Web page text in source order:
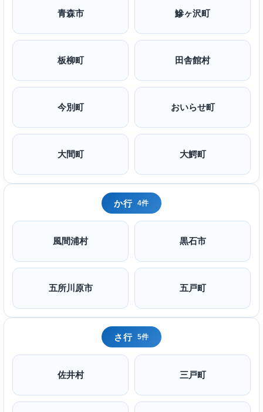
青森市 鰺ヶ沢町
板柳町 田舎館村
今別町 おいらせ町
大間町 大鰐町
か行 4件
風間浦村 黒石市
五所川原市 五戸町
さ行 5件
佐井村 三戸町